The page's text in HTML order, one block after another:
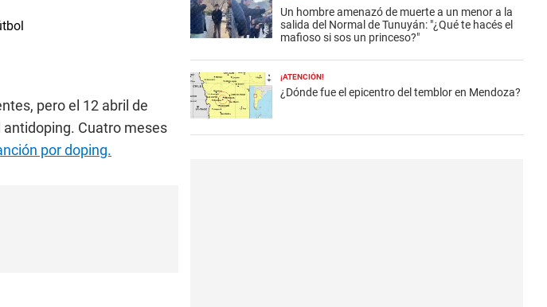
pero el 12 abril de
antidoping. Cuatro meses
por doping.
Un hombre amenazó de muerte a un menor a la
salida del Normal de Tunuyán: "¿Qué te hacés el
mafioso si sos un princeso?"
¡ATENCIÓN!
¿Dónde fue el epicentro del temblor en Mendoza?